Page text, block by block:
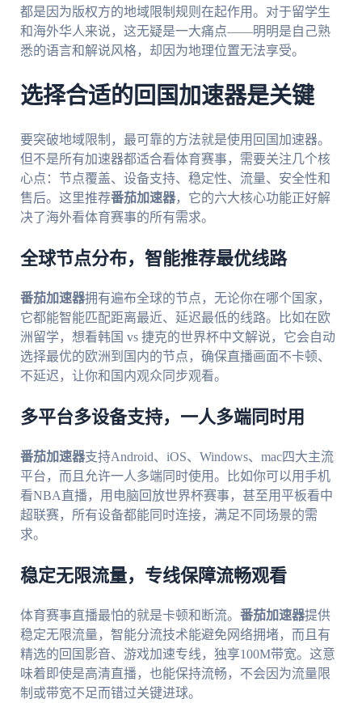
都是因为版权方的地域限制规则在起作用。对于留学生
和海外华人来说，这无疑是一大痛点——明明是自己熟
悉的语言和解说风格，却因为地理位置无法享受。
选择合适的回国加速器是关键
要突破地域限制，最可靠的方法就是使用回国加速器。
但不是所有加速器都适合看体育赛事，需要关注几个核
心点：节点覆盖、设备支持、稳定性、流量、安全性和
售后。这里推荐番茄加速器，它的六大核心功能正好解
决了海外看体育赛事的所有需求。
全球节点分布，智能推荐最优线路
番茄加速器拥有遍布全球的节点，无论你在哪个国家，
它都能智能匹配距离最近、延迟最低的线路。比如在欧
洲留学，想看韩国 vs 捷克的世界杯中文解说，它会自动
选择最优的欧洲到国内的节点，确保直播画面不卡顿、
不延迟，让你和国内观众同步观看。
多平台多设备支持，一人多端同时用
番茄加速器支持Android、iOS、Windows、mac四大主流
平台，而且允许一人多端同时使用。比如你可以用手机
看NBA直播，用电脑回放世界杯赛事，甚至用平板看中
超联赛，所有设备都能同时连接，满足不同场景的需
求。
稳定无限流量，专线保障流畅观看
体育赛事直播最怕的就是卡顿和断流。 番茄加速器提供
稳定无限流量，智能分流技术能避免网络拥堵，而且有
精选的回国影音、游戏加速专线，独享100M带宽。这意
味着即使是高清直播，也能保持流畅，不会因为流量限
制或带宽不足而错过关键进球。